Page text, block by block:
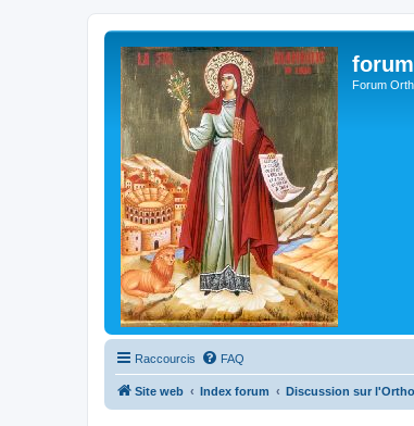
Forum
Raccourcis FAQ
Site web Index forum Discussion sur